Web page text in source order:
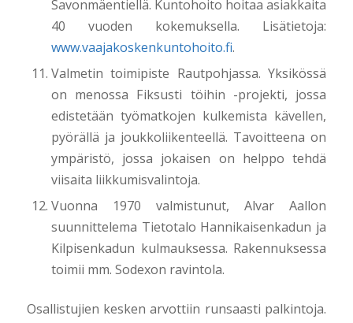
Savonmäentiellä. Kuntohoito hoitaa asiakkaita
40 vuoden kokemuksella. Lisätietoja:
www.vaajakoskenkuntohoito.fi.
Valmetin toimipiste Rautpohjassa. Yksikössä
on menossa Fiksusti töihin -projekti, jossa
edistetään työmatkojen kulkemista kävellen,
pyörällä ja joukkoliikenteellä. Tavoitteena on
ympäristö, jossa jokaisen on helppo tehdä
viisaita liikkumisvalintoja.
Vuonna 1970 valmistunut, Alvar Aallon
suunnittelema Tietotalo Hannikaisenkadun ja
Kilpisenkadun kulmauksessa. Rakennuksessa
toimii mm. Sodexon ravintola.
Osallistujien kesken arvottiin runsaasti palkintoja.